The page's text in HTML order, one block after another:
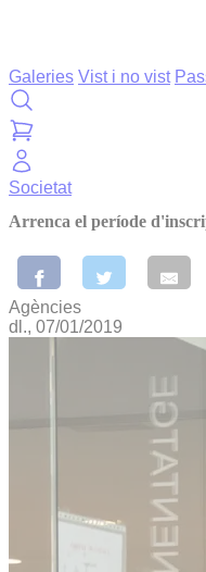
Galeries Vist i no vist
Societat
Arrenca el període
Agències
dl., 07/01/2019